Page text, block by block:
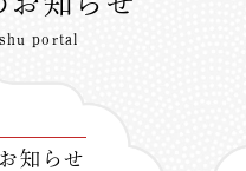
portal
お知らせ